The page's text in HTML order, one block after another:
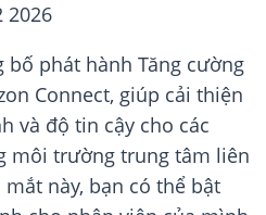
2026
bố phát hành Tăng cường
Connect, giúp cải thiện
và độ tin cậy cho các
môi trường trung tâm liên
này, bạn có thể bật